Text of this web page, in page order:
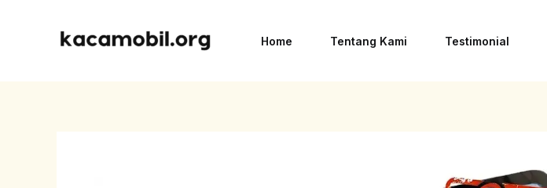
Home Tentang Kami Testimonial